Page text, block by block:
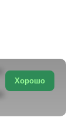
Хорошо